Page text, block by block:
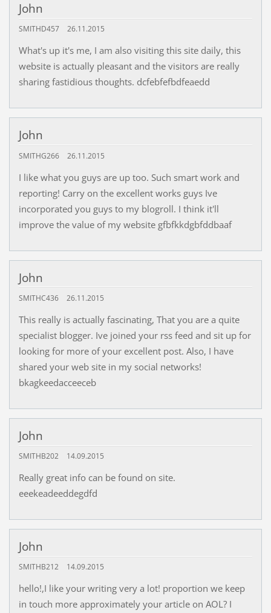
John
SMITHD457 26.11.2015
What's up it's me, I am also visiting this site daily, this
website is actually pleasant and the visitors are really
sharing fastidious thoughts. dcfebfefbdfeaedd
John
SMITHG266 26.11.2015
I like what you guys are up too. Such smart work and
reporting! Carry on the excellent works guys Ive
incorporated you guys to my blogroll. I think it'll
improve the value of my website gfbfkkdgbfddbaaf
John
SMITHC436 26.11.2015
This really is actually fascinating, That you are a quite
specialist blogger. Ive joined your rss feed and sit up for
looking for more of your excellent post. Also, I have
shared your web site in my social networks!
bkagkeedacceeceb
John
SMITHB202 14.09.2015
Really great info can be found on site.
eeekeadeeddegdfd
John
SMITHB212 14.09.2015
hello!,I like your writing very a lot! proportion we keep
in touch more approximately your article on AOL? I